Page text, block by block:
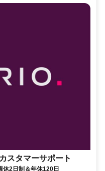
スタマーサポート
休2日制＆年休120日